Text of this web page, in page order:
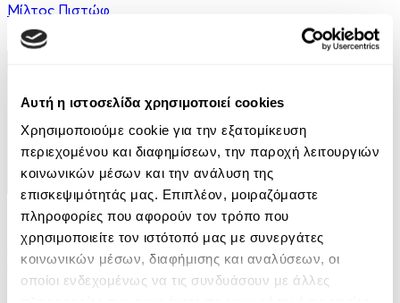
Αυτή η ιστοσελίδα χρησιμοποιεί cookies
Χρησιμοποιούμε cookie για την εξατομίκευση
περιεχομένου και διαφημίσεων, την παροχή λειτουργιών
κοινωνικών μέσων και την ανάλυση της
επισκεψιμότητάς μας. Επιπλέον, μοιραζόμαστε
πληροφορίες που αφορούν τον τρόπο που
χρησιμοποιείτε τον ιστότοπό μας με συνεργάτες
κοινωνικών μέσων, διαφήμισης και αναλύσεων, οι
οποίοι ενδεχομένως να τις συνδυάσουν με άλλες
Μίλτος Πιστώφ
5.00€
eBook
Μια υπόθεση για τον ντετέκτιβ Κλουζ 8: Η
παγίδα της μοτσαρέλας